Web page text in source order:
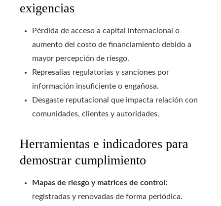
exigencias
Pérdida de acceso a capital internacional o
aumento del costo de financiamiento debido a
mayor percepción de riesgo.
Represalias regulatorias y sanciones por
información insuficiente o engañosa.
Desgaste reputacional que impacta relación con
comunidades, clientes y autoridades.
Herramientas e indicadores para
demostrar cumplimiento
Mapas de riesgo y matrices de control:
registradas y renovadas de forma periódica.